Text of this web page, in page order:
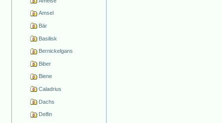
Amsel
Bär
Basilisk
Bernickelgans
Biber
Biene
Caladrius
Dachs
Delfin